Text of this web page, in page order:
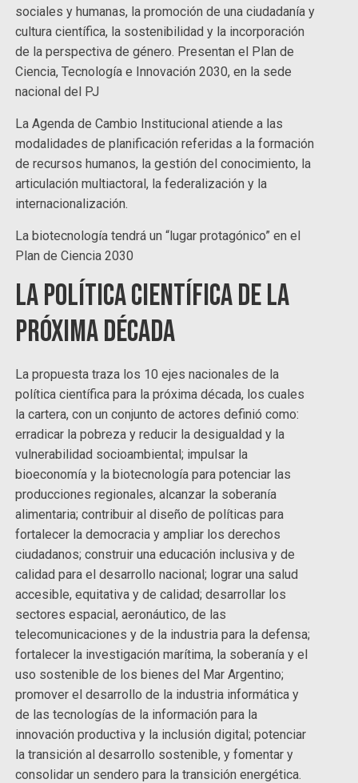
sociales y humanas, la promoción de una ciudadanía y
cultura científica, la sostenibilidad y la incorporación
de la perspectiva de género. Presentan el Plan de
Ciencia, Tecnología e Innovación 2030, en la sede
nacional del PJ
La Agenda de Cambio Institucional atiende a las
modalidades de planificación referidas a la formación
de recursos humanos, la gestión del conocimiento, la
articulación multiactoral, la federalización y la
internacionalización.
La biotecnología tendrá un “lugar protagónico” en el
Plan de Ciencia 2030
La política científica de la
próxima década
La propuesta traza los 10 ejes nacionales de la
política científica para la próxima década, los cuales
la cartera, con un conjunto de actores definió como:
erradicar la pobreza y reducir la desigualdad y la
vulnerabilidad socioambiental; impulsar la
bioeconomía y la biotecnología para potenciar las
producciones regionales, alcanzar la soberanía
alimentaria; contribuir al diseño de políticas para
fortalecer la democracia y ampliar los derechos
ciudadanos; construir una educación inclusiva y de
calidad para el desarrollo nacional; lograr una salud
accesible, equitativa y de calidad; desarrollar los
sectores espacial, aeronáutico, de las
telecomunicaciones y de la industria para la defensa;
fortalecer la investigación marítima, la soberanía y el
uso sostenible de los bienes del Mar Argentino;
promover el desarrollo de la industria informática y
de las tecnologías de la información para la
innovación productiva y la inclusión digital; potenciar
la transición al desarrollo sostenible, y fomentar y
consolidar un sendero para la transición energética.